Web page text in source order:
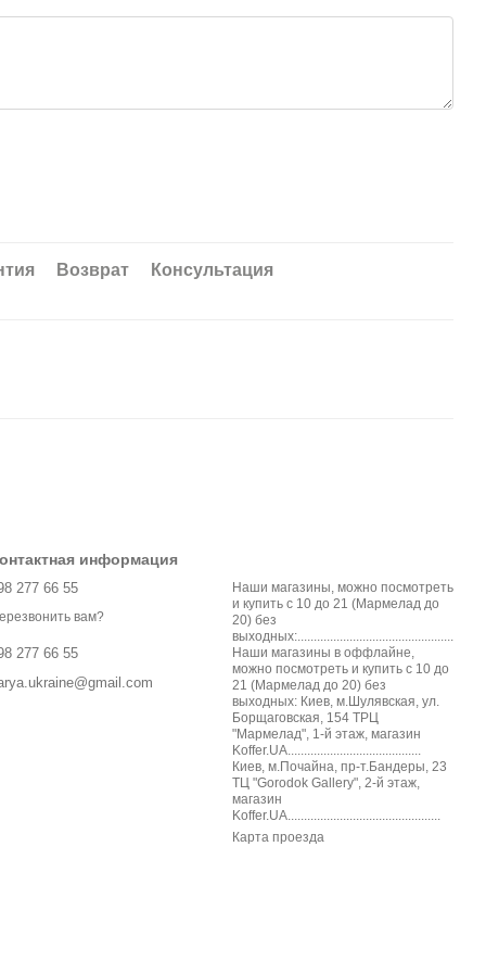
Возврат Консультация
информация
277 66 55
вам?
277 66 55
Наши магазины, можно посмотреть
и купить с 10 до 21 (Мармелад до
20) без
выходных:................................................
Наши магазины в оффлайне,
можно посмотреть и купить с 10 до
21 (Мармелад до 20) без
выходных: Киев, м.Шулявская, ул.
Борщаговская, 154 ТРЦ
"Мармелад", 1-й этаж, магазин
Koffer.UA.........................................
Киев, м.Почайна, пр-т.Бандеры, 23
ТЦ "Gorodok Gallery", 2-й этаж,
магазин
Koffer.UA...............................................
Карта проезда